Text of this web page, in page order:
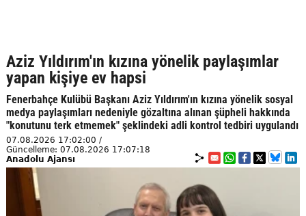
Aziz Yıldırım'ın kızına yönelik paylaşımlar
yapan kişiye ev hapsi
Fenerbahçe Kulübü Başkanı Aziz Yıldırım'ın kızına yönelik sosyal
medya paylaşımları nedeniyle gözaltına alınan şüpheli hakkında
"konutunu terk etmemek" şeklindeki adli kontrol tedbiri uygulandı
07.08.2026 17:02:00 /
Güncelleme: 07.08.2026 17:07:18
Anadolu Ajansı